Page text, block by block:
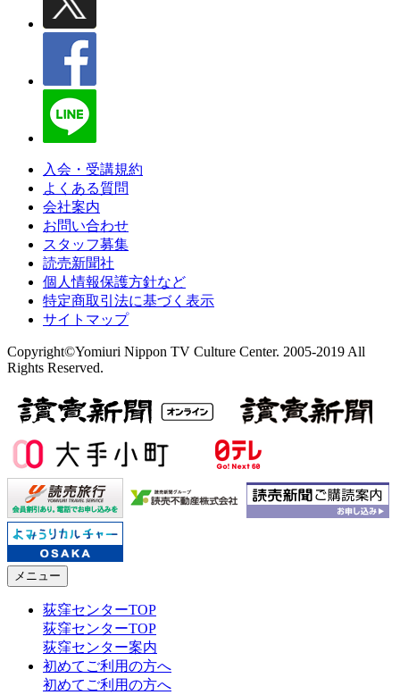
入会・受講規約
よくある質問
会社案内
お問い合わせ
スタッフ募集
読売新聞社
個人情報保護方針など
特定商取引法に基づく表示
サイトマップ
Copyright©Yomiuri Nippon TV Culture Center. 2005-2019 All
Rights Reserved.
メニュー
荻窪センターTOP
荻窪センターTOP
荻窪センター案内
初めてご利用の方へ
初めてご利用の方へ